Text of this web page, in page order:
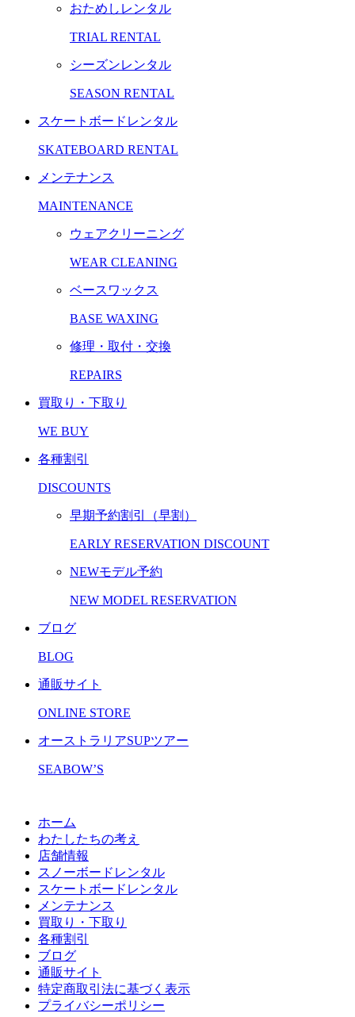
おためしレンタル
TRIAL RENTAL
シーズンレンタル
SEASON RENTAL
スケートボードレンタル
SKATEBOARD RENTAL
メンテナンス
MAINTENANCE
ウェアクリーニング
WEAR CLEANING
ベースワックス
BASE WAXING
修理・取付・交換
REPAIRS
買取り・下取り
WE BUY
各種割引
DISCOUNTS
早期予約割引（早割）
EARLY RESERVATION DISCOUNT
NEWモデル予約
NEW MODEL RESERVATION
ブログ
BLOG
通販サイト
ONLINE STORE
オーストラリアSUPツアー
SEABOW’S
ホーム
わたしたちの考え
店舗情報
スノーボードレンタル
スケートボードレンタル
メンテナンス
買取り・下取り
各種割引
ブログ
通販サイト
特定商取引法に基づく表示
プライバシーポリシー